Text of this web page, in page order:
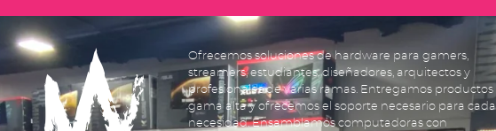
Ofrecemos soluciones de hardware para gamers,
streamers, estudiantes, diseñadores, arquitectos y
profesionales de varias ramas. Entregamos productos
gama alta y ofrecemos el soporte necesario para cada
necesidad. Ensamblamos computadoras con